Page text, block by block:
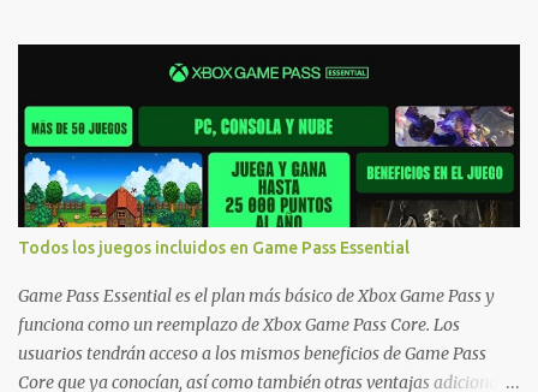
Predator , uno de los desafíos más recordados por la comunidad,
junto con múltiples mejoras centradas en ampliar la libertad de
juego. Uno de los aspectos más importantes de Last Rites es la
gran cantidad de opciones de personalización incorporadas. Ahora
es posible ocultar más elementos de la interfaz, incluyendo las
trayectorias de lanzamiento de granadas y el resaltado de objetos
interactivos, además de desactivar automáticamente los sonidos
asociados cuando la interfaz está oculta. También se añaden los
llamados "Parámetros Ghost" , que permiten activar la recarga
táctica, limitar el número de armas ...
Todos los juegos incluidos en Game Pass Essential
Game Pass Essential es el plan más básico de Xbox Game Pass y
funciona como un reemplazo de Xbox Game Pass Core. Los
usuarios tendrán acceso a los mismos beneficios de Game Pass
Core que ya conocían, así como también otras ventajas adicionales